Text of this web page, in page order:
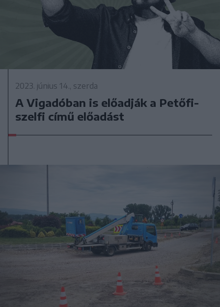
2023. június 14., szerda
A Vigadóban is előadják a Petőfi-
szelfi című előadást